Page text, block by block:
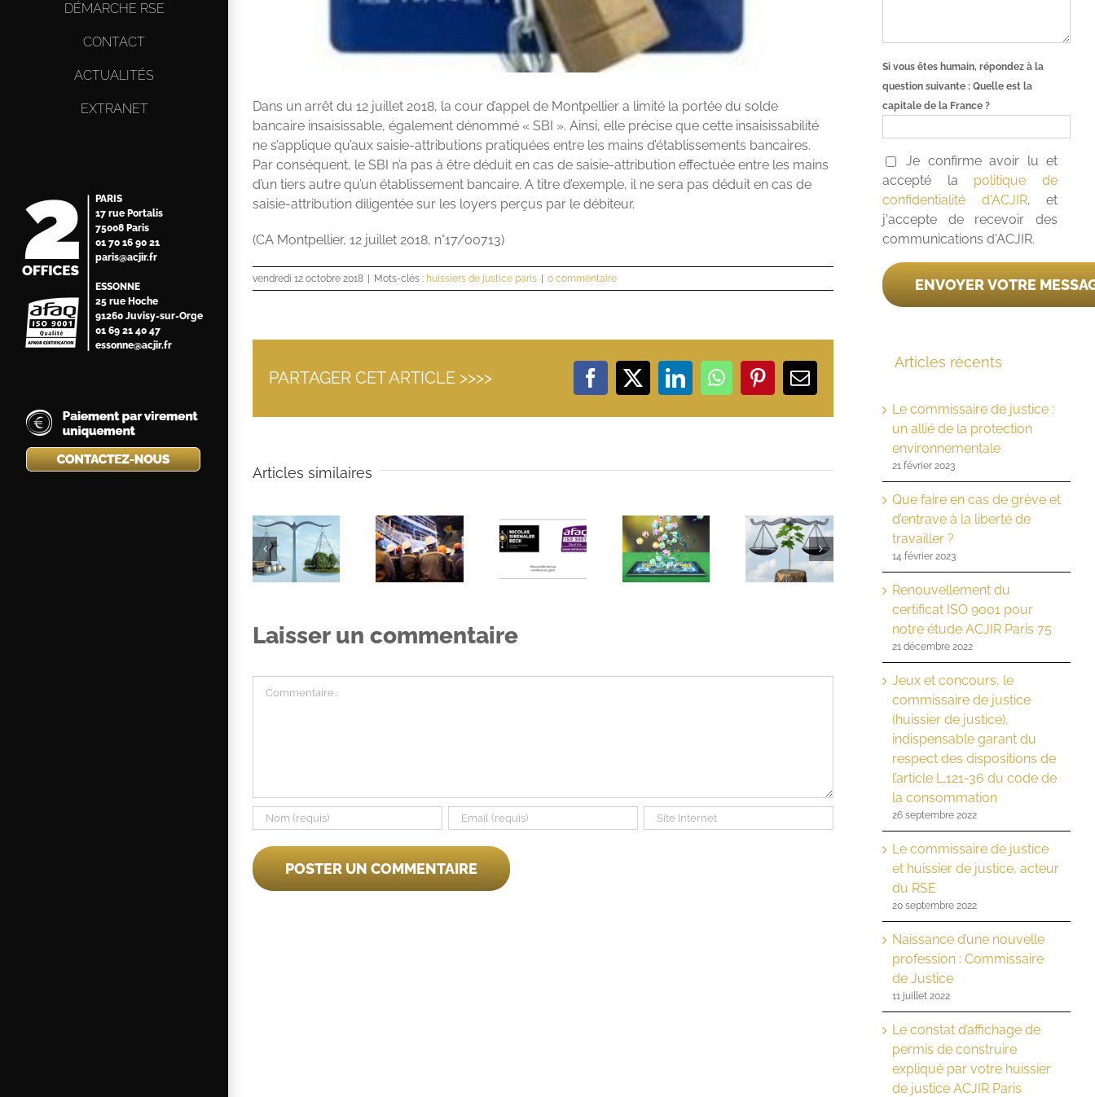
DÉMARCHE RSE
CONTACT
ACTUALITÉS
EXTRANET
PARIS
17 rue Portalis
75008 Paris
01 70 16 90 21
paris@acjir.fr
ESSONNE
25 rue Hoche
91260 Juvisy-sur-Orge
01 69 21 40 47
essonne@acjir.fr
Dans un arrêt du 12 juillet 2018, la cour d’appel de Montpellier a limité la portée du solde
bancaire insaisissable, également dénommé « SBI ». Ainsi, elle précise que cette insaisissabilité
ne s’applique qu’aux saisie-attributions pratiquées entre les mains d’établissements bancaires.
Par conséquent, le SBI n’a pas à être déduit en cas de saisie-attribution effectuée entre les mains
d’un tiers autre qu’un établissement bancaire. A titre d’exemple, il ne sera pas déduit en cas de
saisie-attribution diligentée sur les loyers perçus par le débiteur.
(CA Montpellier, 12 juillet 2018, n°17/00713)
vendredi 12 octobre 2018 Mots-clés : huissiers de justice paris 0 commentaire
PARTAGER CET ARTICLE >>>> Facebook
X LinkedInWhatsApp
PinterestEmail
Articles similaires
environnementale
Que faire en
cas de
grève et
Renouvellement
du certificat
ISO 9001
de justice
(huissier de
indispensable
Le
commissaire
de justice et
huissier de
Laisser un commentaire
Si vous êtes humain, répondez à la
question suivante :Quelle est la
capitale de la France ?
Je confirme avoir lu et
accepté la politique de
confidentialité d'ACJIR, et
j'accepte de recevoir des
communications d'ACJIR.
Articles récents
Le commissaire de justice :
un allié de la protection
environnementale
21 février 2023
Que faire en cas de grève et
d’entrave à la liberté de
travailler ?
14 février 2023
Renouvellement du
certificat ISO 9001 pour
notre étude ACJIR Paris 75
21 décembre 2022
Jeux et concours, le
commissaire de justice
(huissier de justice),
indispensable garant du
respect des dispositions de
l’article L.121-36 du code de
la consommation
26 septembre 2022
Le commissaire de justice
et huissier de justice, acteur
du RSE
20 septembre 2022
Naissance d’une nouvelle
profession : Commissaire
de Justice
11 juillet 2022
Le constat d’affichage de
permis de construire
expliqué par votre huissier
de justice ACJIR Paris